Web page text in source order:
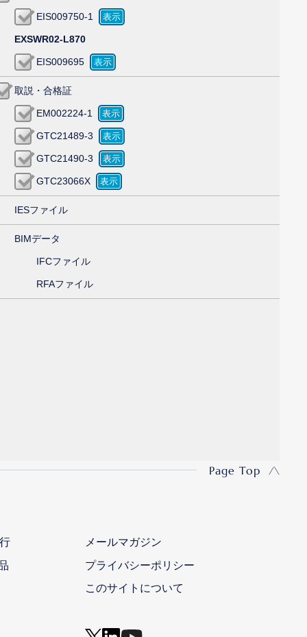
EIS009750-1
EXSWR02-L870
EIS009695
取説・合格証
EM002224-1
GTC21489-3
GTC21490-3
GTC23066X
IESファイル
BIMデータ
IFCファイル
RFAファイル
Page Top
メールマガジン
プライバシーポリシー
このサイトについて